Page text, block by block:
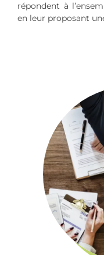
répondent à
en leur proposant